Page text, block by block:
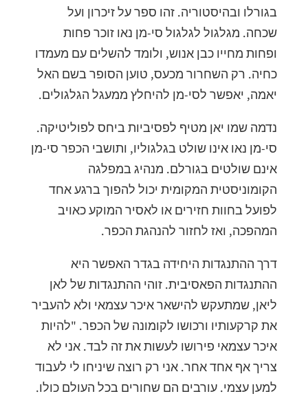
בגורלו ובהיסטוריה. זהו ספר על זיכרון ועל
שכחה. מגלגול לגלגול סי-מן נאו זוכר פחות
ופחות מחייו כבן אנוש, ולומד להשלים עם מעמדו
כחיה. רק השחרור מכעס, טוען הסופר בשם האל
יאמה, יאפשר לסי-מן להיחלץ ממעגל הגלגולים.
נדמה שמו יאן מטיף לפסיביות ביחס לפוליטיקה.
סי-מן נאו אינו שולט בגלגוליו, ותושבי הכפר סי-מן
אינם שולטים בגורלם. מנהיג במפלגה
הקומוניסטית המקומית יכול להפוך ברגע אחד
לפועל בחוות חזירים או לאסיר המוקע כאויב
המהפכה, ואז לחזור להנהגת הכפר.
דרך ההתנגדות היחידה בגדר האפשר היא
ההתנגדות הפאסיבית. זוהי ההתנגדות של לאן
ליאן, שמתעקש להישאר איכר עצמאי ולא להעביר
את קרקעותיו ורכושו לקומונה של הכפר. "להיות
איכר עצמאי פירושו לעשות את זה לבד. אני לא
צריך אף אחד אחר. אני רק רוצה שיניחו לי לעבוד
למען עצמי. עורבים הם שחורים בכל העולם כולו.